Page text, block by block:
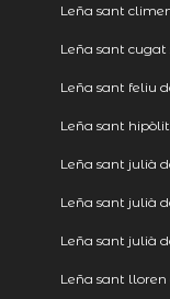
Leña sant
Leña sant cugat
Leña sant feliu
Leña sant
Leña sant julià
Leña sant julià
Leña sant julià
Leña sant